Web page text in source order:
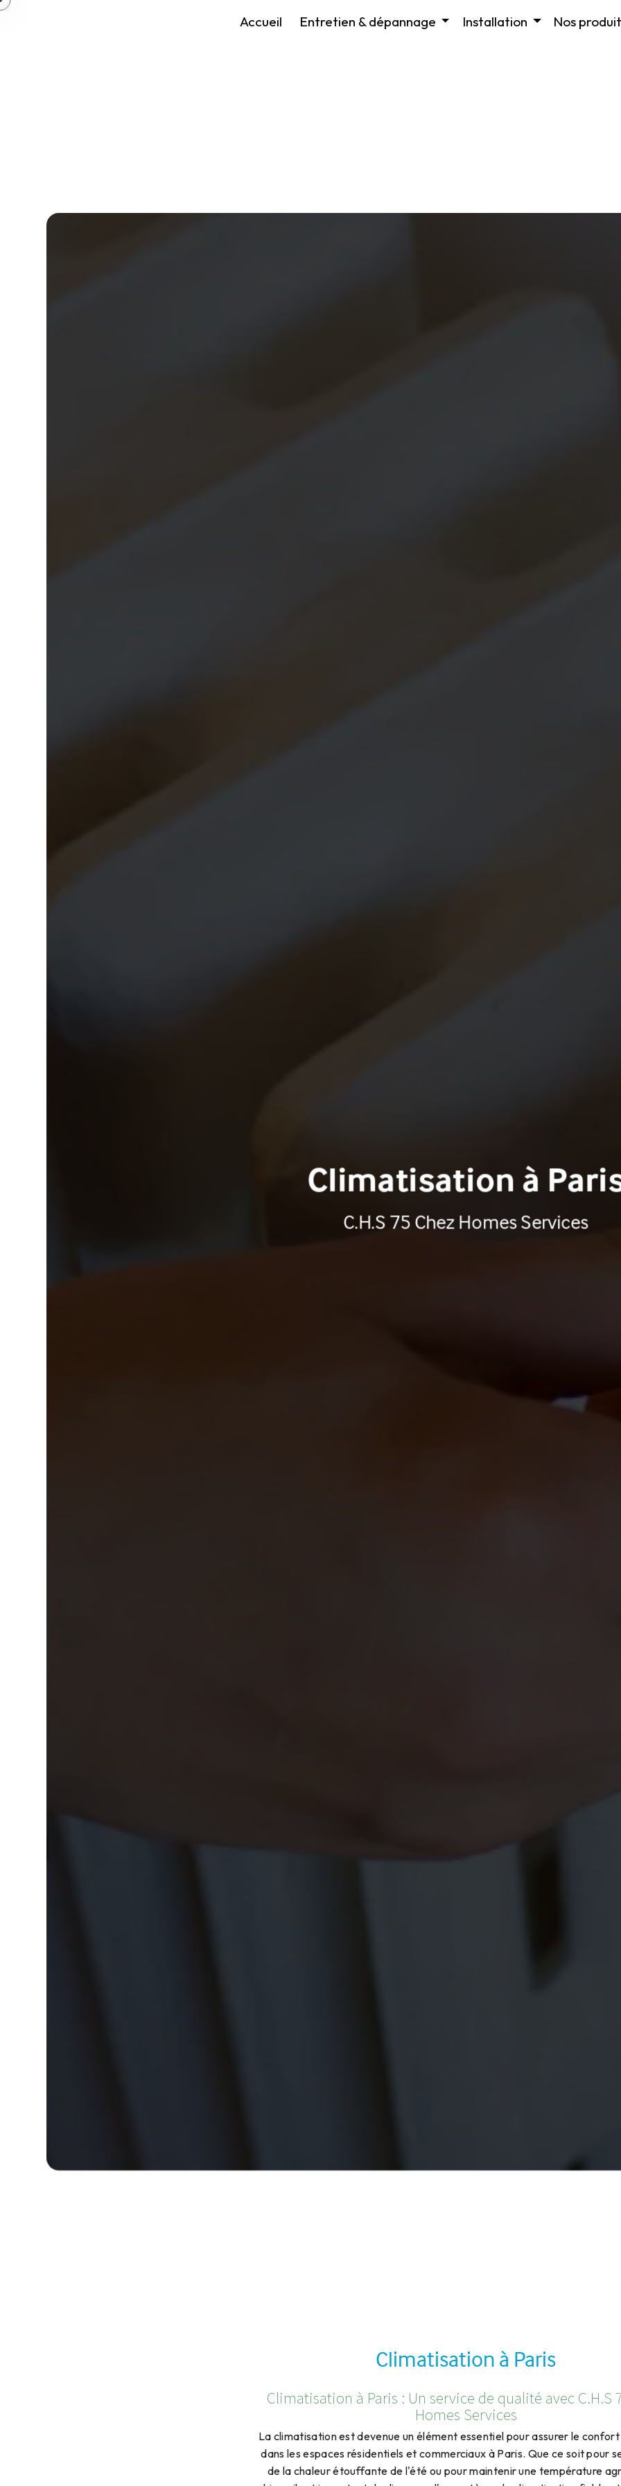
Accueil Entretien & dépannage Installation Nos
Climatisation à
C.H.S 75 Chez Homes Services
Climatisation à Paris
Climatisation à Paris : Un service de qualité avec C.H.S
Homes Services
La climatisation est devenue un élément essentiel pour assurer le
dans les espaces résidentiels et commerciaux à Paris. Que ce soit pour
de la chaleur étouffante de l'été ou pour maintenir une température
Panneau de gestion des cookies